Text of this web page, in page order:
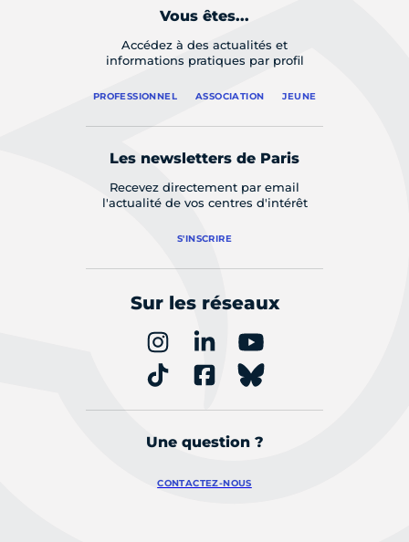
Vous êtes...
Accédez à des actualités et
informations pratiques par profil
PROFESSIONNEL ASSOCIATION JEUNE
Les newsletters de Paris
Recevez directement par email
l'actualité de vos centres d'intérêt
S'INSCRIRE
Sur les réseaux
Une question ?
CONTACTEZ-NOUS